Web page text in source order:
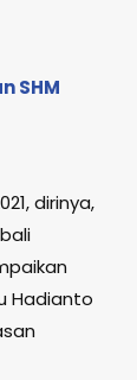
SHM
dirinya,
Hadianto